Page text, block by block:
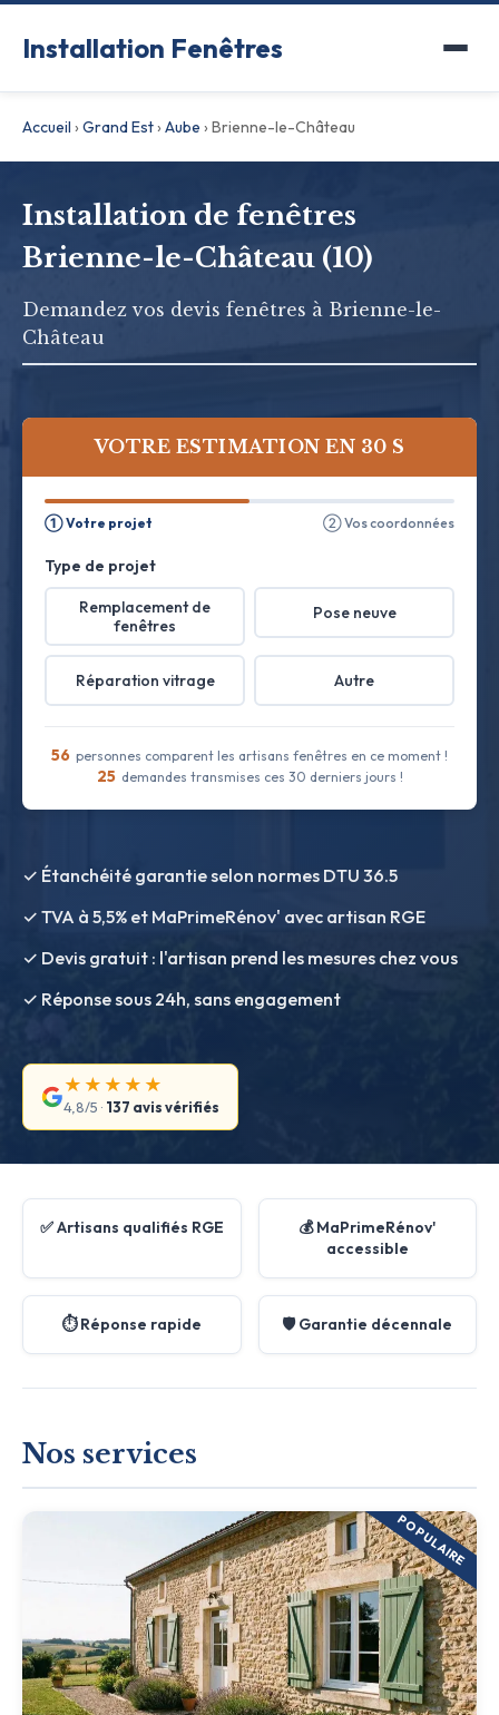
Installation Fenêtres
Accueil ›Grand Est›Aube ›Brienne-le-Château
Installation de fenêtres
Brienne-le-Château (10)
Demandez vos devis fenêtres à Brienne-le-
Château
VOTRE ESTIMATION EN 30 S
① Votre projet ② Vos coordonnées
Type de projet
Remplacement de
fenêtres
Pose neuve
Réparation vitrage Autre
56 personnes comparent les artisans fenêtres en ce moment !
25 demandes transmises ces 30 derniers jours !
✓ Étanchéité garantie selon normes DTU 36.5
✓ TVA à 5,5% et MaPrimeRénov' avec artisan RGE
✓ Devis gratuit : l'artisan prend les mesures chez vous
✓ Réponse sous 24h, sans engagement
★★★★★
4,8/5 · 137 avis vérifiés
✅ Artisans qualifiés RGE
💰 MaPrimeRénov'
accessible
⏱️ Réponse rapide 🛡️ Garantie décennale
Nos services
POPULAIRE